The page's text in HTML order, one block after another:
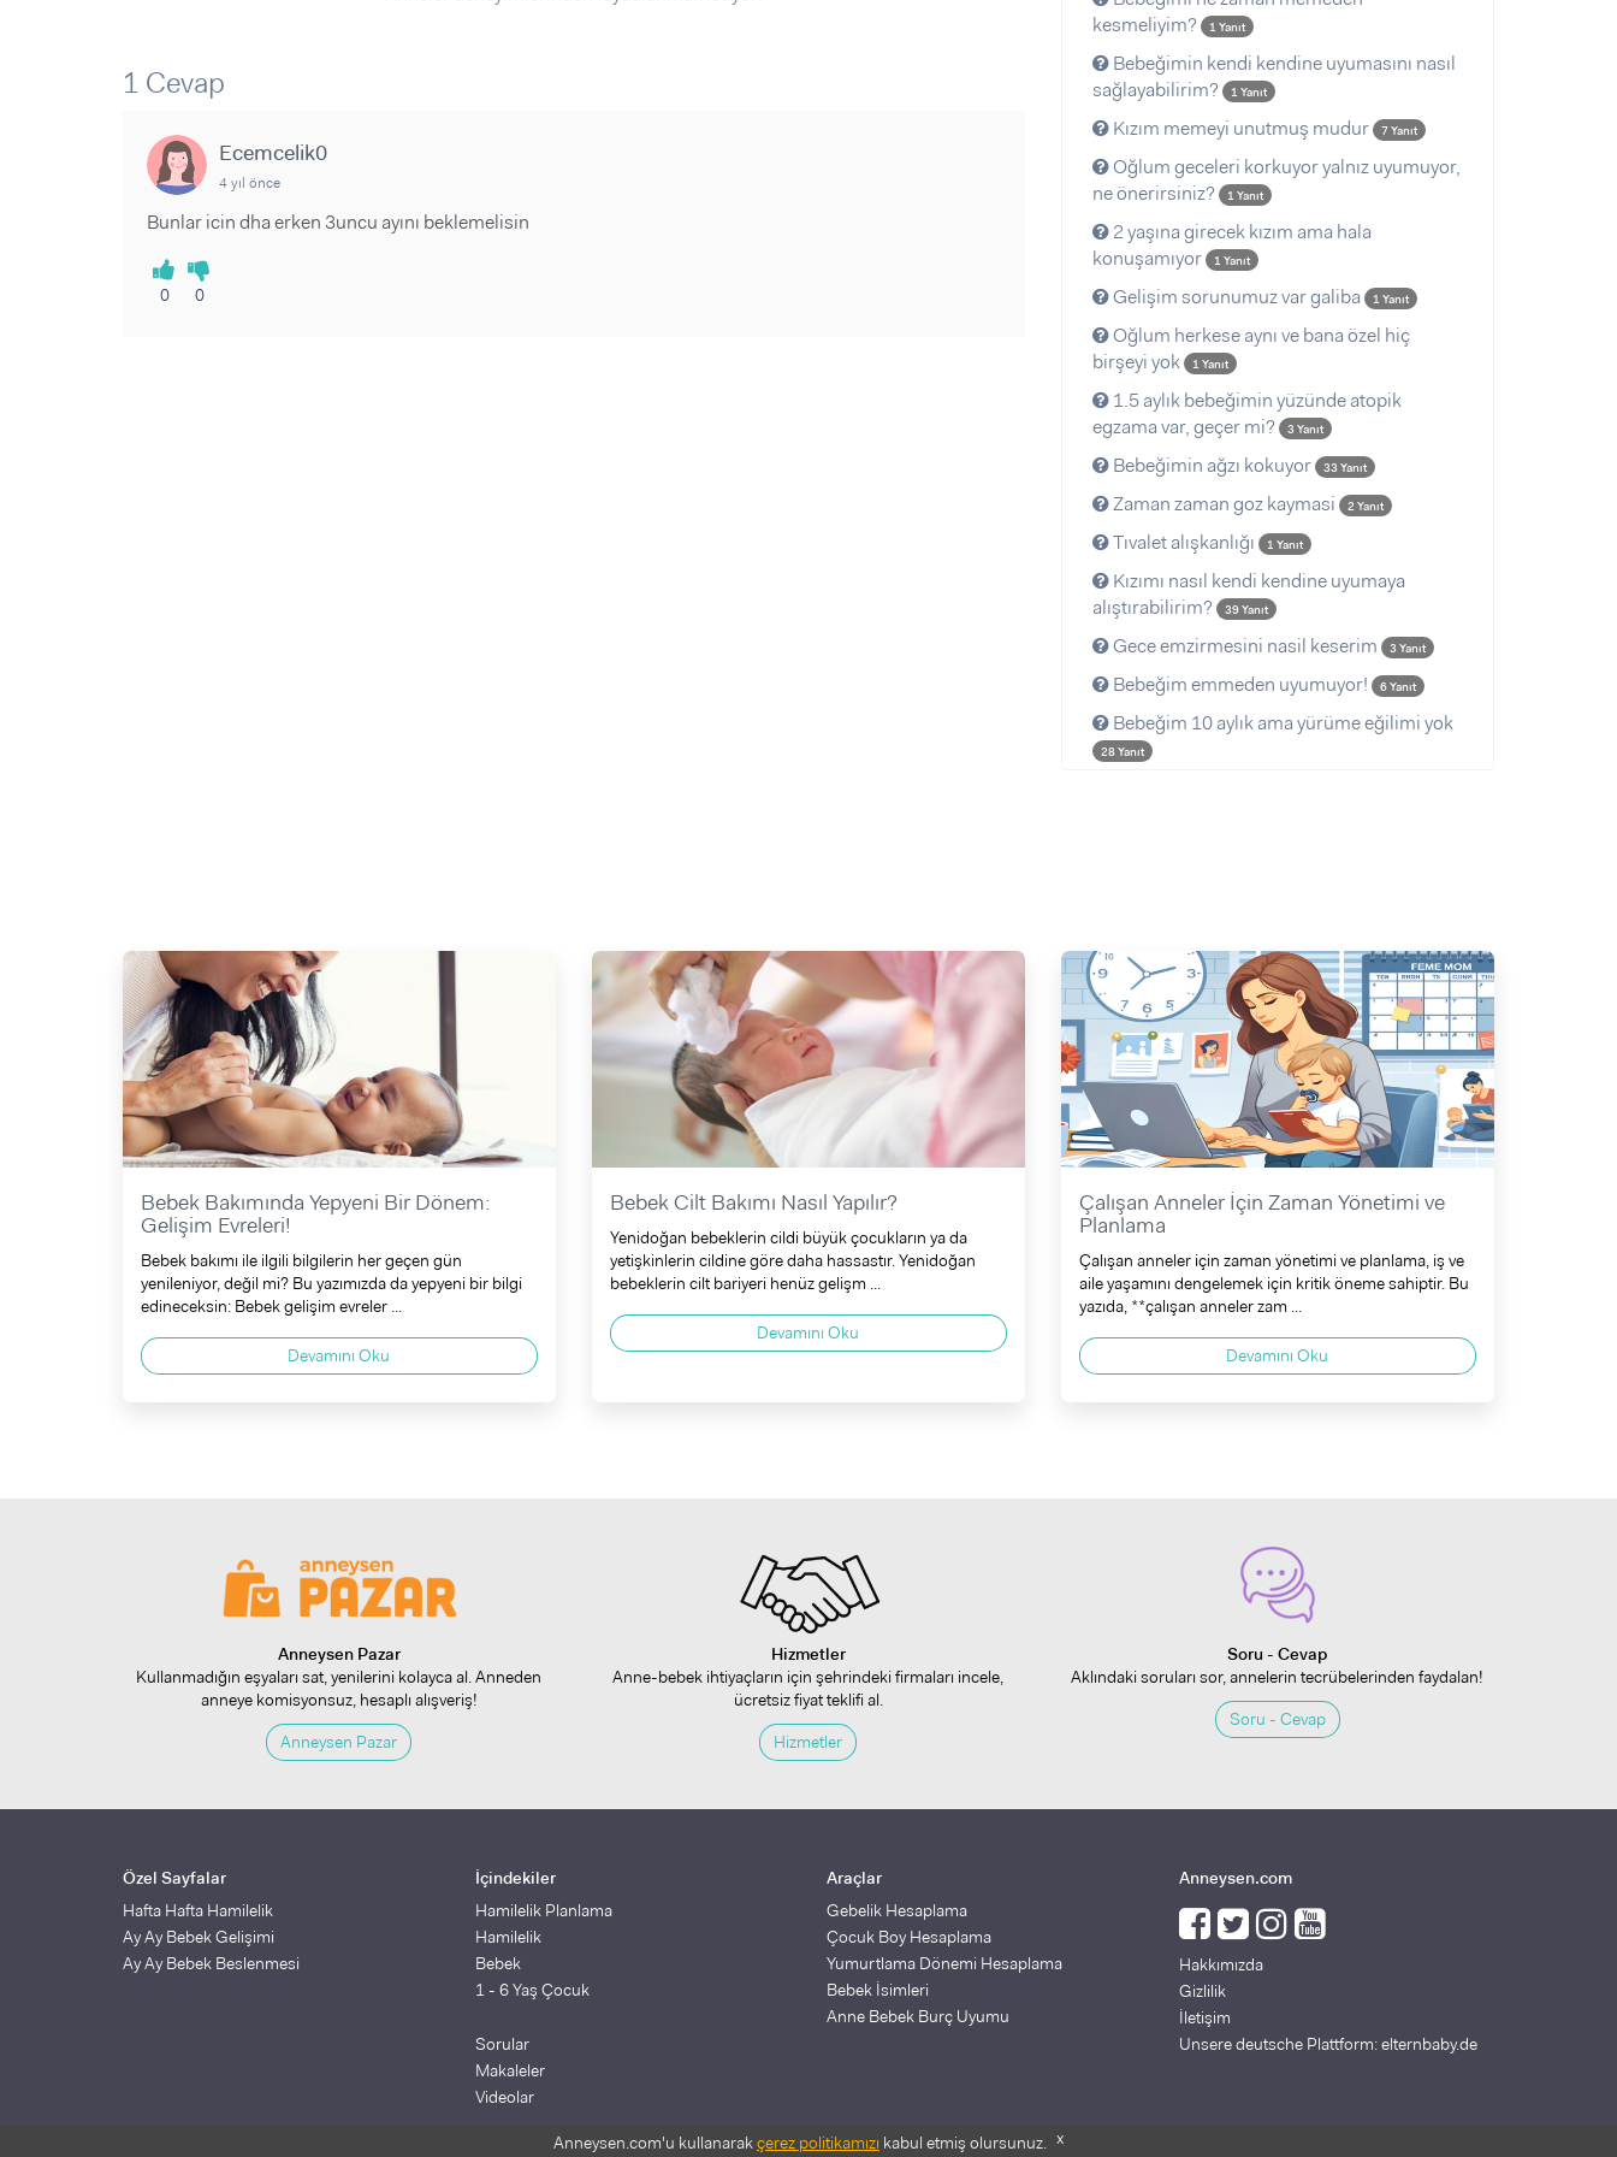
1 Cevap
Ecemcelik0
4 yıl önce
Bunlar icin dha erken 3uncu ayını beklemelisin
0 0
kesmeliyim?
1 Yanıt
Bebeğimin kendi kendine uyumasını nasıl
sağlayabilirim?
1 Yanıt
Kızım memeyi unutmuş mudur 7 Yanıt
Oğlum geceleri korkuyor yalnız uyumuyor,
ne önerirsiniz?
1 Yanıt
2 yaşına girecek kızım ama hala
konuşamıyor
1 Yanıt
Gelişim sorunumuz var galiba 1 Yanıt
Oğlum herkese aynı ve bana özel hiç
birşeyi yok
1 Yanıt
1.5 aylık bebeğimin yüzünde atopik
egzama var, geçer mi?
3 Yanıt
Bebeğimin ağzı kokuyor 33 Yanıt
Zaman zaman goz kaymasi 2 Yanıt
Tıvalet alışkanlığı 1 Yanıt
Kızımı nasıl kendi kendine uyumaya
alıştırabilirim?
39 Yanıt
Gece emzirmesini nasil keserim 3 Yanıt
Bebeğim emmeden uyumuyor! 6 Yanıt
Bebeğim 10 aylık ama yürüme eğilimi yok
28 Yanıt
Anneysen.com'u kullanarakçerez politikamızı kabul etmiş olursunuz. x
Bebek Bakımında Yepyeni Bir Dönem:
Gelişim Evreleri!
Bebek bakımı ile ilgili bilgilerin her geçen gün
yenileniyor, değil mi? Bu yazımızda da yepyeni bir bilgi
edineceksin: Bebek gelişim evreler ...
Devamını Oku
Bebek Cilt Bakımı Nasıl Yapılır?
Yenidoğan bebeklerin cildi büyük çocukların ya da
yetişkinlerin cildine göre daha hassastır. Yenidoğan
bebeklerin cilt bariyeri henüz gelişm ...
Devamını Oku
Çalışan Anneler İçin Zaman Yönetimi ve
Planlama
Çalışan anneler için zaman yönetimi ve planlama, iş ve
aile yaşamını dengelemek için kritik öneme sahiptir. Bu
yazıda, **çalışan anneler zam ...
Devamını Oku
Anneysen Pazar
Kullanmadığın eşyaları sat, yenilerini kolayca al. Anneden
anneye komisyonsuz, hesaplı alışveriş!
Anneysen Pazar
Hizmetler
Anne-bebek ihtiyaçların için şehrindeki firmaları incele,
ücretsiz fiyat teklifi al.
Hizmetler
Soru - Cevap
Aklındaki soruları sor, annelerin tecrübelerinden faydalan!
Soru - Cevap
Özel Sayfalar
Hafta Hafta Hamilelik
Ay Ay Bebek Gelişimi
Ay Ay Bebek Beslenmesi
İçindekiler
Hamilelik Planlama
Hamilelik
Bebek
1 - 6 Yaş Çocuk
Sorular
Makaleler
Videolar
Araçlar
Gebelik Hesaplama
Çocuk Boy Hesaplama
Yumurtlama Dönemi Hesaplama
Bebek İsimleri
Anne Bebek Burç Uyumu
Anneysen.com
Hakkımızda
Gizlilik
İletişim
Unsere deutsche Plattform: elternbaby.de